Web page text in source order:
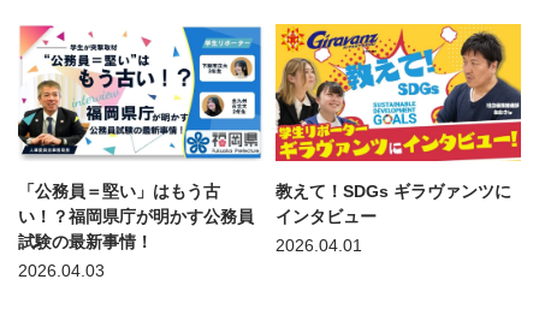
「公務員＝堅い」はもう古
い！？福岡県庁が明かす公務員
試験の最新事情！
2026.04.03
教えて！SDGs ギラヴァンツに
インタビュー
2026.04.01